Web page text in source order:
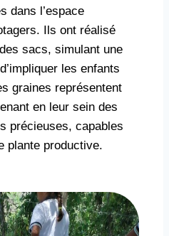
dans l’espace
Ils ont réalisé
sacs, simulant une
les enfants
graines représentent
en leur sein des
précieuses, capables
plante productive.